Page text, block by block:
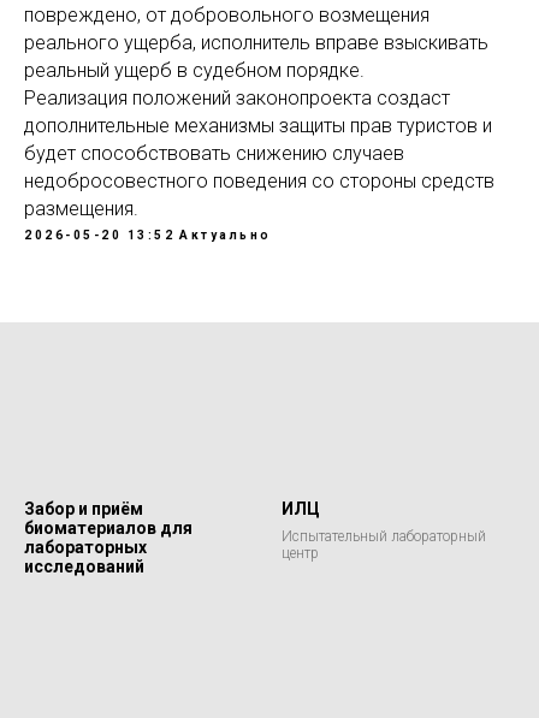
повреждено, от добровольного возмещения
реального ущерба, исполнитель вправе взыскивать
реальный ущерб в судебном порядке.
Реализация положений законопроекта создаст
дополнительные механизмы защиты прав туристов и
будет способствовать снижению случаев
недобросовестного поведения со стороны средств
размещения.
2026-05-20 13:52 Актуально
Забор и приём
биоматериалов для
лабораторных
исследований
ИЛЦ
Испытательный лабораторный
центр